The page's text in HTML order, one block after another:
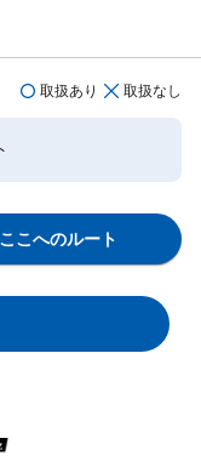
取扱あり 取扱なし
ここへのルート